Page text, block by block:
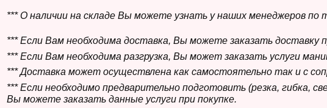
*** О наличии на складе Вы можете узнать у наших менеджеров по
*** Если Вам необходима доставка, Вы можете заказать доставку
*** Если Вам необходима разгрузка, Вы может заказать услуги
*** Доставка может осуществлена как самостоятельно так и с
*** Если необходимо предварительно подготовить (резка, гибка,
Вы можете заказать данные услуги при покупке.